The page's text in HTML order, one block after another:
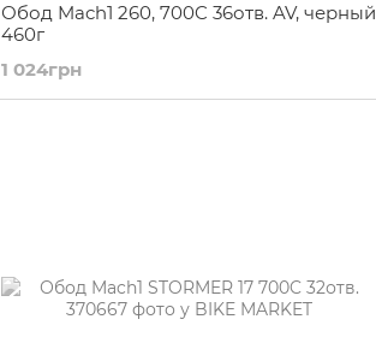
Обод Mach1 260, 700C 36отв. AV, черный
460г
1 024грн